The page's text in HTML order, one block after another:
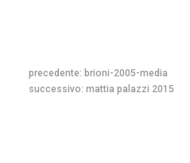
precedente: brioni-2005-media
successivo: mattia palazzi 2015